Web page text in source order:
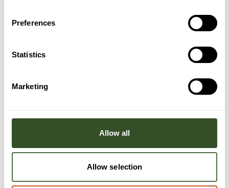
Preferences
Statistics
Marketing
Allow all
Allow selection
matlagingsbrett